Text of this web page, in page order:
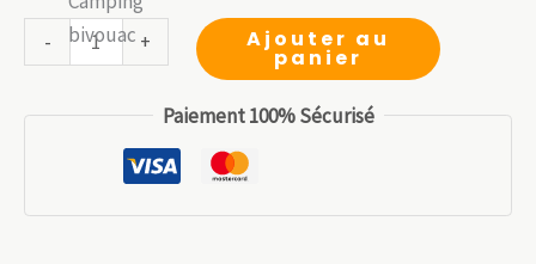
initial
était :
59.99 €.
actuel
est :
41.99 €.
-
quantité
de
+ Ajouter au
panier
Paiement 100% Sécurisé